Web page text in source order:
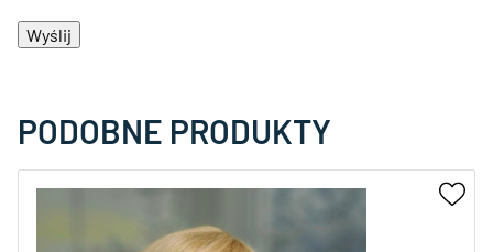
PODOBNE PRODUKTY